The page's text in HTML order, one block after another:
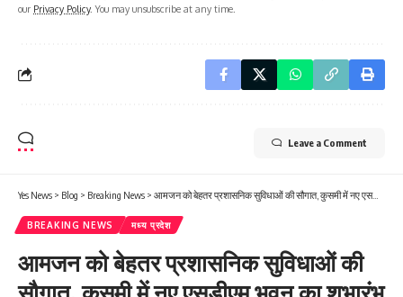
our Privacy Policy. You may unsubscribe at any time.
Leave a Comment
Yes News > Blog > Breaking News > आमजन को बेहतर प्रशासनिक सुविधाओं की सौगात, कुसमी में नए एसडीएम भवन का शुभारंभ
BREAKING NEWS मध्य प्रदेश
आमजन को बेहतर प्रशासनिक सुविधाओं की